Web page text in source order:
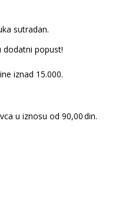
sutradan.
dodatni popust!
iznad 15.000.
u iznosu od 90,00 din.